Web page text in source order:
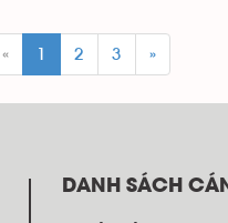
« 1 2 3 »
DANH SÁCH